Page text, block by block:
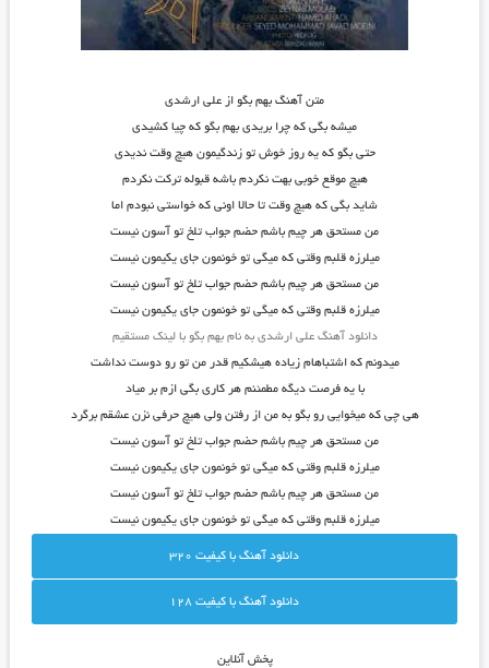
متن آهنگ بهم بگو از علی ارشدی
میشه بگی که چرا بریدی بهم بگو که چیا کشیدی
حتی بگو که یه روز خوش تو زندگیمون هیچ وقت ندیدی
هیچ موقع خوبی بهت نکردم باشه قبوله ترکت نکردم
شاید بگی که هیچ وقت تا حالا اونی که خواستی نبودم اما
من مستحق هر چیم باشم حضم جواب تلخ تو آسون نیست
میلرزه قلبم وقتی که میگی تو خونمون جای یکیمون نیست
من مستحق هر چیم باشم حضم جواب تلخ تو آسون نیست
میلرزه قلبم وقتی که میگی تو خونمون جای یکیمون نیست
دانلود آهنگ علی ارشدی به نام بهم بگو با لینک مستقیم
میدونم که اشتباهام زیاده هیشکیم قدر من تو رو دوست نداشت
با یه فرصت دیگه مطمئنم هر کاری بگی ازم بر میاد
هی چی که میخوایی رو بگو به من از رفتن ولی هیچ حرفی نزن عشقم برگرد
من مستحق هر چیم باشم حضم جواب تلخ تو آسون نیست
میلرزه قلبم وقتی که میگی تو خونمون جای یکیمون نیست
من مستحق هر چیم باشم حضم جواب تلخ تو آسون نیست
میلرزه قلبم وقتی که میگی تو خونمون جای یکیمون نیست
دانلود آهنگ با کيفيت 320
دانلود آهنگ با کيفيت 128
پخش آنلاين